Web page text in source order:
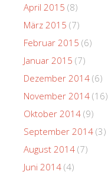
April 2015 (8)
März 2015 (7)
Februar 2015 (6)
Januar 2015 (7)
Dezember 2014 (6)
November 2014 (16)
Oktober 2014 (9)
September 2014 (3)
August 2014 (7)
Juni 2014 (4)